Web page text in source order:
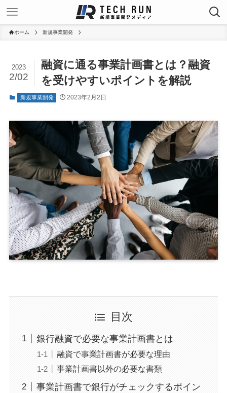
ホーム 新規事業開発
融資に通る事業計画書とは？融資
を受けやすいポイントを解説
2023
2/02
新規事業開発 2023年2月2日
目次
銀行融資で必要な事業計画書とは
融資で事業計画書が必要な理由
事業計画書以外の必要な書類
事業計画書で銀行がチェックするポイン